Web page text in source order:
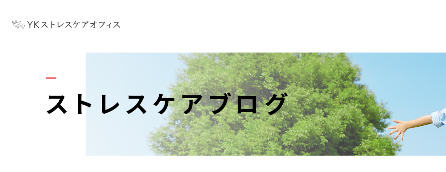
ストレスケアブログ
コンセプト
concept
お客様の声
voice
代表プロ